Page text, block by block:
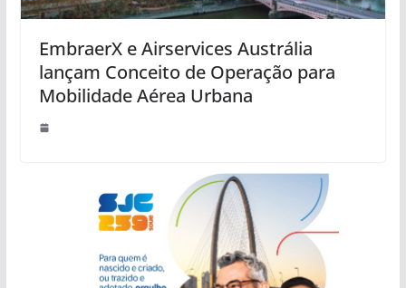
EmbraerX e Airservices Austrália
lançam Conceito de Operação para
Mobilidade Aérea Urbana